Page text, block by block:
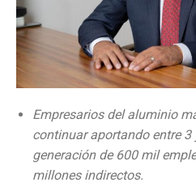
Empresarios del aluminio
continuar aportando entre 3
generación de 600 mil
millones indirectos.